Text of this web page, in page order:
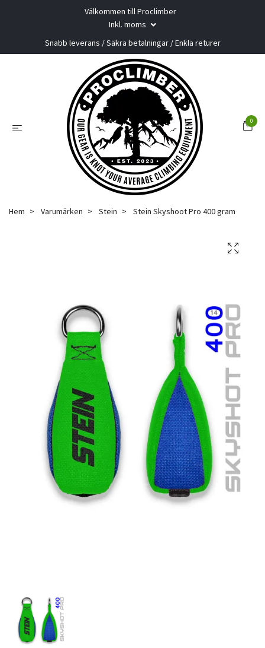
Välkommen till Proclimber
Inkl. moms
Snabb leverans / Säkra betalningar / Enkla returer
0
Hem Varumärken Stein Stein Skyshoot Pro 400 gram